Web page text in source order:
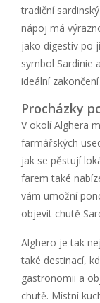
tradiční
nápoj má
jako digestiv po
symbol Sardinie
ideální
Procházky
V okolí Alghera
farmářských
jak se pěstují
farem také
vám umožní
objevit chutě
Alghero je tak
také destinací,
gastronomii a
chutě. Místní